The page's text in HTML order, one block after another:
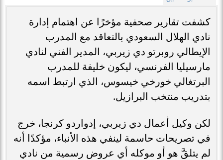
كشفت تقارير صحفية مؤخرًا عن اهتمام إدارة
نادي الهلال السعودي بالتعاقد مع المدرب
الإيطالي روبرتو دي زيربي، المدير الفني لنادي
مارسيليا الفرنسي، ليكون خليفة للمدرب
البرتغالي خورخي خيسوس، الذي ارتبط اسمه
بتدريب منتخب البرازيل.
لكن وكيل أعمال دي زيربي، إدواردو كرنجا، خرج
في تصريحات حاسمة لينفي هذه الأنباء، مؤكدًا أنه
لم يتلقَّ هو أو موكله أي عروض رسمية من نادي